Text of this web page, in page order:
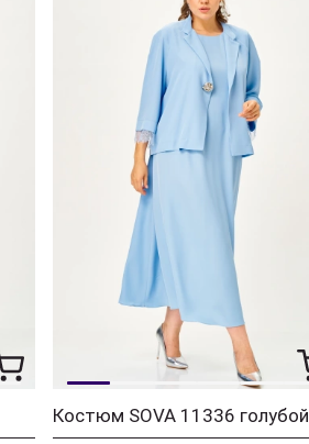
Костюм SOVA 11336 голубой